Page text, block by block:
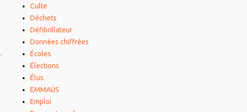
Culte
Déchets
Défibrillateur
Données chiffrées
Écoles
Élections
Élus
EMMAÜS
Emploi